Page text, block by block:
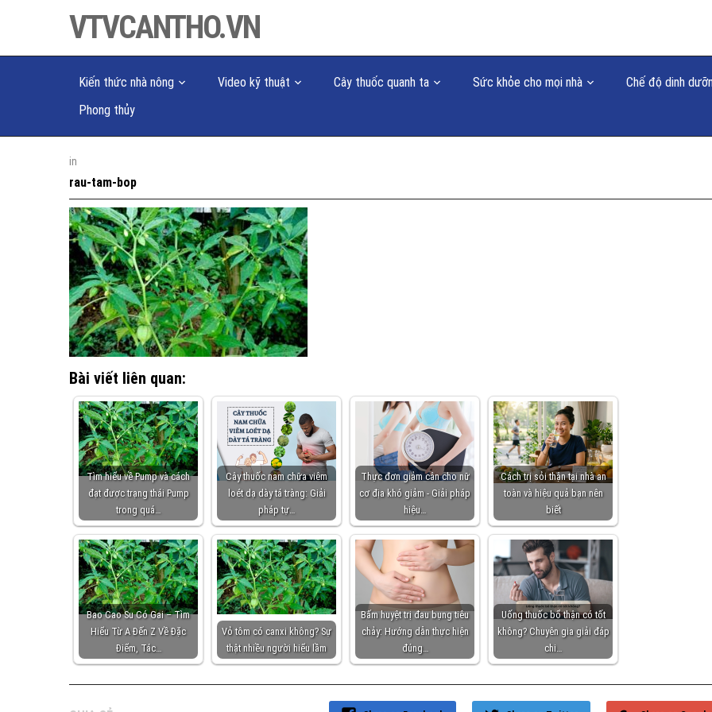
VTVCANTHO.VN
Kiến thức nhà nông Video kỹ thuật Cây thuốc quanh ta Sức khỏe cho mọi nhà
Chế độ dinh
Phong thủy
in
rau-tam-bop
Bài viết liên quan:
Tìm hiểu về Pump và cách
đạt được trạng thái Pump
trong quá…
Cây thuốc nam chữa viêm
loét dạ dày tá tràng: Giải
pháp tự…
Thực đơn giảm cân cho nữ
cơ địa khó giảm - Giải pháp
hiệu…
Cách trị sỏi thận tại nhà an
toàn và hiệu quả bạn nên
biết
Bao Cao Su Có Gai – Tìm
Hiểu Từ A Đến Z Về Đặc
Điểm, Tác…
Vỏ tôm có canxi không? Sự
thật nhiều người hiểu lầm
Bấm huyệt trị đau bụng tiêu
chảy: Hướng dẫn thực hiện
đúng…
Uống thuốc bổ thận có tốt
không? Chuyên gia giải đáp
chi…